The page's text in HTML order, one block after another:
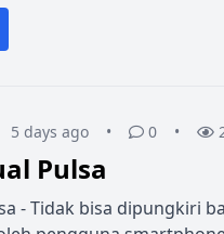
5 days ago • 0 •
Pulsa
- Tidak bisa dipungkiri